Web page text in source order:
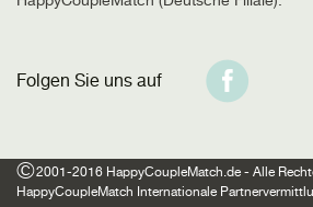
Folgen Sie uns auf
©2001-2016 HappyCoupleMatch.de - Alle
HappyCoupleMatch Internationale